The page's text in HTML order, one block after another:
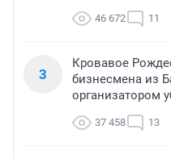
46 672 11
3
Кровавое
бизнесмена из
организатором
37 458 13